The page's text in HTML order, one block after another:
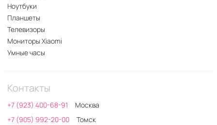
Ноутбуки
Планшеты
Телевизоры
Мониторы Xiaomi
Умные часы
Контакты
+7 (923) 400-68-91
Москва
+7 (905) 992-20-00
Томск